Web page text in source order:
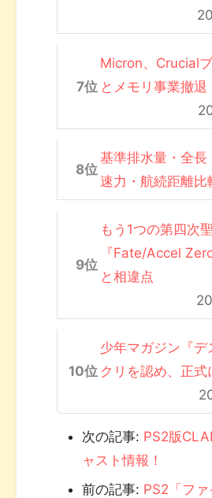
Micron、Crucial
とメモリ事業撤退
基準排水量・全長
速力・航続距離比
もう1つの第四次
『Fate/Accel
と相違点
少年マガジン『
クリを認め、正式
次の記事: PS2版
ャスト情報！
前の記事: PS2「フ